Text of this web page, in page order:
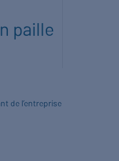
paille
de l’entreprise